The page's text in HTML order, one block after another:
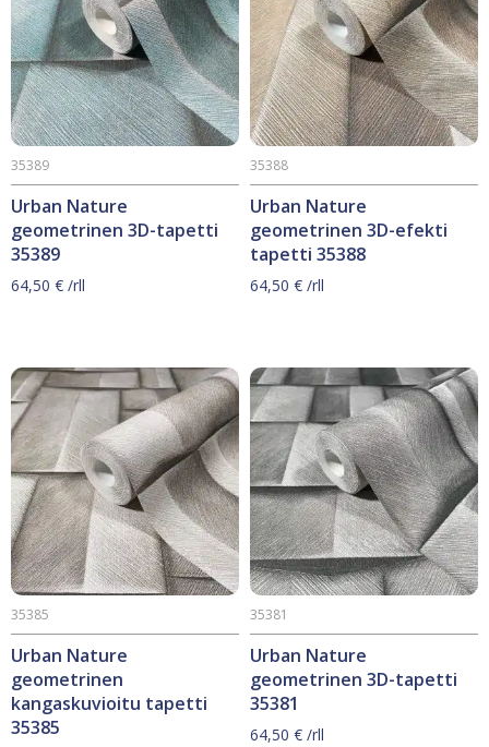
Urban Nature
geometrinen 3D-tapetti
35389
35389
64,50 € /rll
Urban Nature
geometrinen 3D-efekti
tapetti 35388
35388
64,50 € /rll
Urban Nature
geometrinen
kangaskuvioitu tapetti
35385
35385
Urban Nature
geometrinen 3D-tapetti
35381
35381
64,50 € /rll